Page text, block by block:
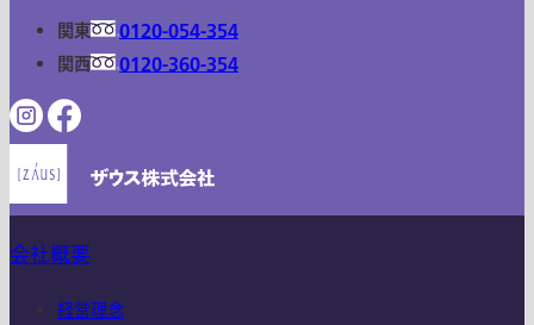
関東
0120-054-354
関西
0120-360-354
会社概要
経営理念